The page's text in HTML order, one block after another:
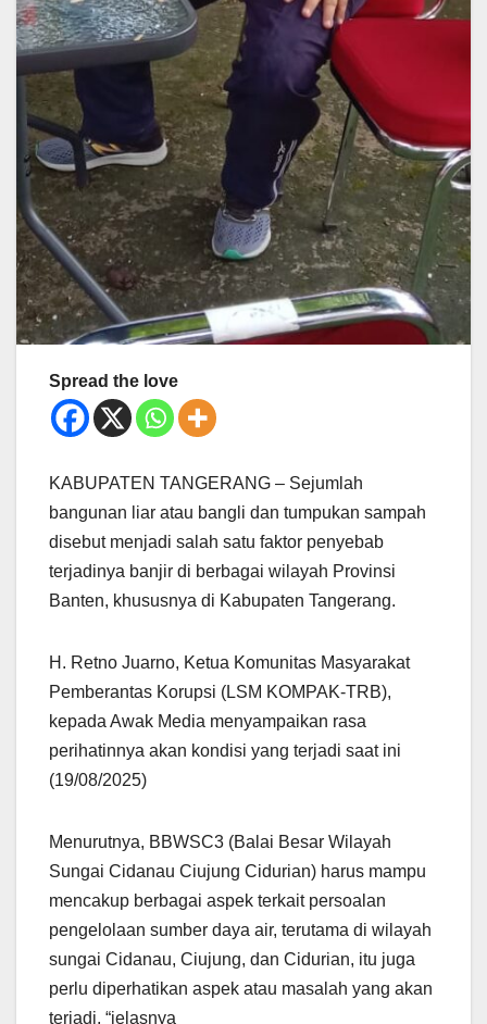
Spread the love
KABUPATEN TANGERANG – Sejumlah
bangunan liar atau bangli dan tumpukan sampah
disebut menjadi salah satu faktor penyebab
terjadinya banjir di berbagai wilayah Provinsi
Banten, khususnya di Kabupaten Tangerang.
H. Retno Juarno, Ketua Komunitas Masyarakat
Pemberantas Korupsi (LSM KOMPAK-TRB),
kepada Awak Media menyampaikan rasa
perihatinnya akan kondisi yang terjadi saat ini
(19/08/2025)
Menurutnya, BBWSC3 (Balai Besar Wilayah
Sungai Cidanau Ciujung Cidurian) harus mampu
mencakup berbagai aspek terkait persoalan
pengelolaan sumber daya air, terutama di wilayah
sungai Cidanau, Ciujung, dan Cidurian, itu juga
perlu diperhatikan aspek atau masalah yang akan
terjadi, “jelasnya